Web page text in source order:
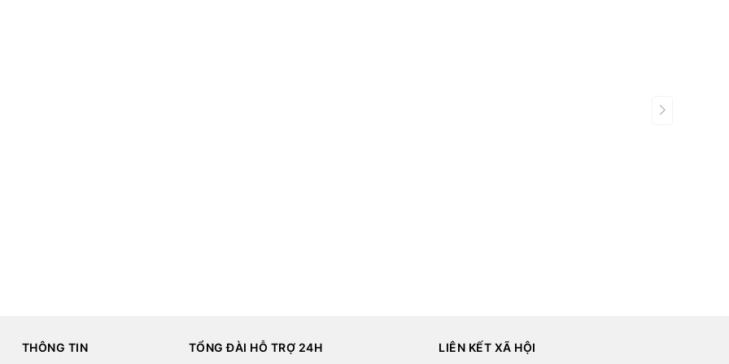
cực đẹp
THÔNG TIN TỔNG ĐÀI HỖ TRỢ 24H LIÊN KẾT XÃ HỘI